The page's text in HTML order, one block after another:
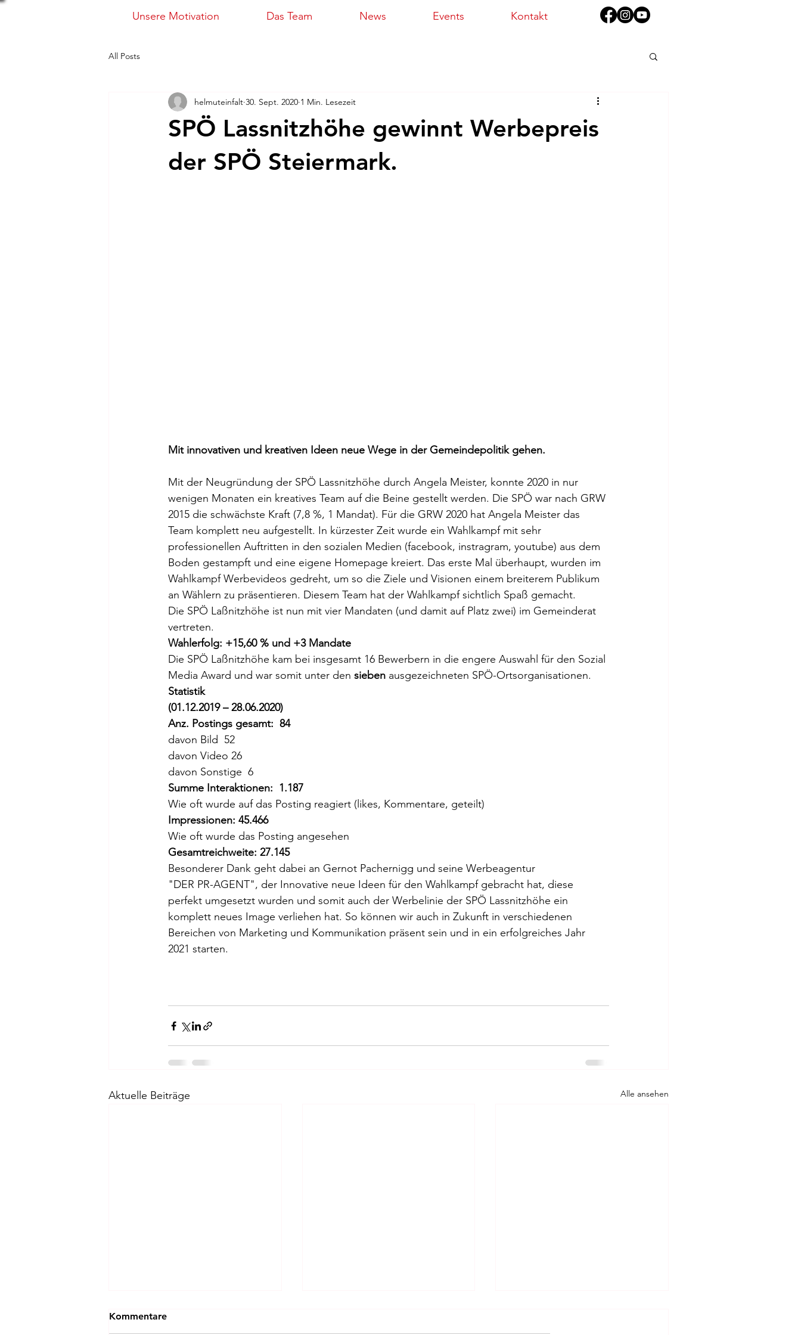
Unsere Motivation Das Team News Events Kontakt
All Posts
SPÖ Lassnitzhöhe gewinnt Werbepreis
der SPÖ Steiermark.
helmuteinfalt 30. Sept. 2020 1 Min. Lesezeit
Mit innovativen und kreativen Ideen neue Wege in der Gemeindepolitik gehen.
Mit der Neugründung der SPÖ Lassnitzhöhe durch Angela Meister, konnte 2020 in nur
wenigen Monaten ein kreatives Team auf die Beine gestellt werden. Die SPÖ war nach GRW
2015 die schwächste Kraft (7,8 %, 1 Mandat). Für die GRW 2020 hat Angela Meister das
Team komplett neu aufgestellt. In kürzester Zeit wurde ein Wahlkampf mit sehr
professionellen Auftritten in den sozialen Medien (facebook, instragram, youtube) aus dem
Boden gestampft und eine eigene Homepage kreiert. Das erste Mal überhaupt, wurden im
Wahlkampf Werbevideos gedreht, um so die Ziele und Visionen einem breiterem Publikum
an Wählern zu präsentieren. Diesem Team hat der Wahlkampf sichtlich Spaß gemacht.
Die SPÖ Laßnitzhöhe ist nun mit vier Mandaten (und damit auf Platz zwei) im Gemeinderat
vertreten.
Wahlerfolg: +15,60 % und +3 Mandate
Die SPÖ Laßnitzhöhe kam bei insgesamt 16 Bewerbern in die engere Auswahl für den Sozial
Media Award und war somit unter den sieben ausgezeichneten SPÖ-Ortsorganisationen.
Statistik
(01.12.2019 – 28.06.2020)
Anz. Postings gesamt:  84
davon Bild  52
davon Video 26
davon Sonstige  6
Summe Interaktionen:  1.187
Wie oft wurde auf das Posting reagiert (likes, Kommentare, geteilt)
Impressionen: 45.466
Wie oft wurde das Posting angesehen
Gesamtreichweite: 27.145
Besonderer Dank geht dabei an Gernot Pachernigg und seine Werbeagentur
"DER PR-AGENT", der Innovative neue Ideen für den Wahlkampf gebracht hat, diese
perfekt umgesetzt wurden und somit auch der Werbelinie der SPÖ Lassnitzhöhe ein
komplett neues Image verliehen hat. So können wir auch in Zukunft in verschiedenen
Bereichen von Marketing und Kommunikation präsent sein und in ein erfolgreiches Jahr
2021 starten.
Aktuelle Beiträge Alle ansehen
Kommentare